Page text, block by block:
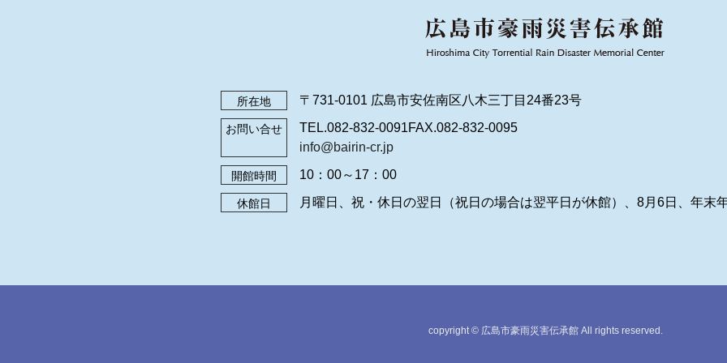
所在地 〒731-0101 広島市安佐南区八木三丁目24番23号
お問い合せ TEL.082-832-0091FAX.082-832-0095
info@bairin-cr.jp
開館時間 10：00～17：00
休館日 月曜日、祝・休日の翌日（祝日の場合は翌平日が休館）、8月6日、年末
copyright © 広島市豪雨災害伝承館 All rights reserved.